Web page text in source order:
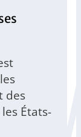
des
États-